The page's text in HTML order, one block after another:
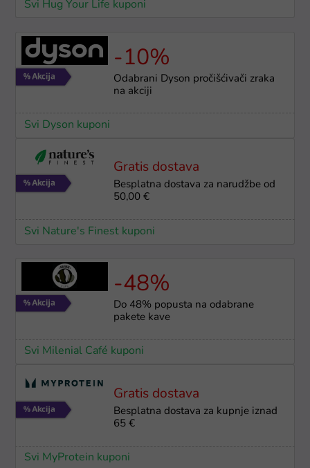
Svi Hug Your Life kuponi
-10%
Odabrani Dyson pročišćivači zraka
na akciji
Svi Dyson kuponi
Gratis dostava
Besplatna dostava za narudžbe od
50,00 €
Svi Nature's Finest kuponi
-48%
Do 48% popusta na odabrane
pakete kave
Svi Milenial Café kuponi
Gratis dostava
Besplatna dostava za kupnje iznad
65 €
Svi MyProtein kuponi